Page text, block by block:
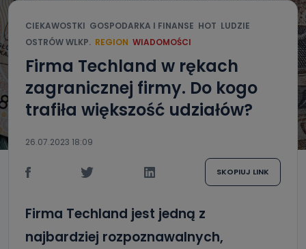
CIEKAWOSTKI GOSPODARKA I FINANSE HOT LUDZIE
OSTRÓW WLKP. REGION WIADOMOŚCI
Firma Techland w rękach
zagranicznej firmy. Do kogo
trafiła większość udziałów?
26.07.2023 18:09
SKOPIUJ LINK
Firma Techland jest jedną z
najbardziej rozpoznawalnych,